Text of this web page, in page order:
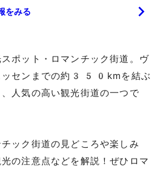
をみる
ポット・ロマンチック街道。ヴ
ッセンまでの約350kmを結ぶ
人気の高い観光街道の一つで
ック街道の見どころや楽しみ
の注意点などを解説！ぜひロマ